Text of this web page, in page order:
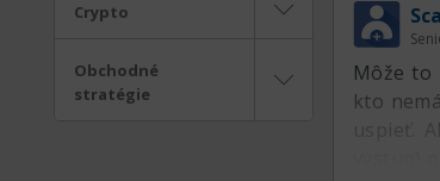
Crypto
Obchodné
stratégie
Môže to
kto
uspieť.